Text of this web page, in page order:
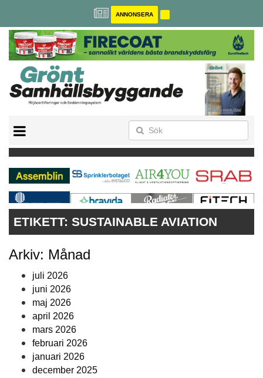
ANNONSERA
MILJÖBYGGNAD
NOLLCO2
CITYLAB
GREENBUILDING
ANNONSERA
ETIKETT: SUSTAINABLE AVIATION
Arkiv: Månad
juli 2026
juni 2026
maj 2026
april 2026
mars 2026
februari 2026
januari 2026
december 2025